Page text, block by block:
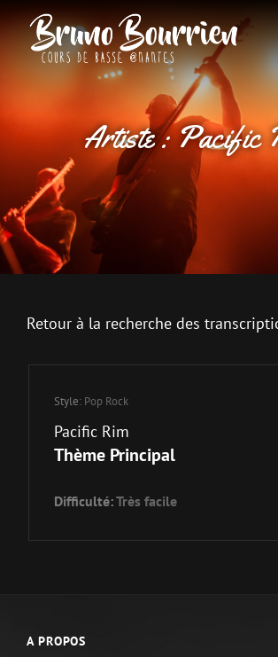
Artiste :Pacific
Retour à la recherche des
Style: Pop Rock
Pacific Rim
Thème Principal
Difficulté:Très facile
A PROPOS